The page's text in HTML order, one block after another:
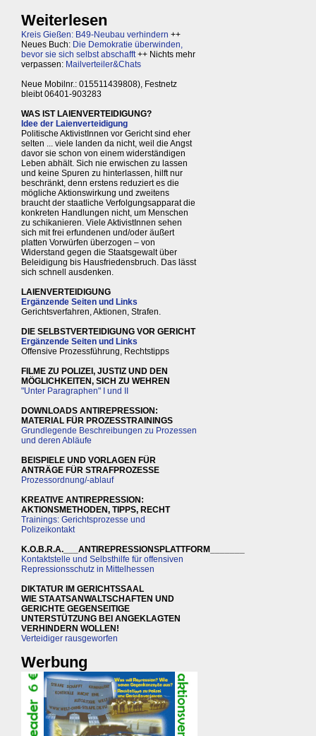
Weiterlesen
Kreis Gießen: B49-Neubau verhindern ++
Neues Buch: Die Demokratie überwinden,
bevor sie sich selbst abschafft++ Nichts mehr
verpassen: Mailverteiler&Chats
Neue Mobilnr.: 015511439808), Festnetz
bleibt 06401-903283
WAS IST LAIENVERTEIDIGUNG?
Idee der Laienverteidigung
Politische AktivistInnen vor Gericht sind eher
selten ... viele landen da nicht, weil die Angst
davor sie schon von einem widerständigen
Leben abhält. Sich nie erwischen zu lassen
und keine Spuren zu hinterlassen, hilft nur
beschränkt, denn erstens reduziert es die
mögliche Aktionswirkung und zweitens
braucht der staatliche Verfolgungsapparat die
konkreten Handlungen nicht, um Menschen
zu schikanieren. Viele AktivistInnen sehen
sich mit frei erfundenen und/oder äußert
platten Vorwürfen überzogen – von
Widerstand gegen die Staatsgewalt über
Beleidigung bis Hausfriedensbruch. Das lässt
sich schnell ausdenken.
LAIENVERTEIDIGUNG
Ergänzende Seiten und Links
Gerichtsverfahren, Aktionen, Strafen.
DIE SELBSTVERTEIDIGUNG VOR GERICHT
Ergänzende Seiten und Links
Offensive Prozessführung, Rechtstipps
FILME ZU POLIZEI, JUSTIZ UND DEN
MÖGLICHKEITEN, SICH ZU WEHREN
"Unter Paragraphen" I und II
DOWNLOADS ANTIREPRESSION:
MATERIAL FÜR PROZESSTRAININGS
Grundlegende Beschreibungen zu Prozessen
und deren Abläufe
BEISPIELE UND VORLAGEN FÜR
ANTRÄGE FÜR STRAFPROZESSE
Prozessordnung/-ablauf
KREATIVE ANTIREPRESSION:
AKTIONSMETHODEN, TIPPS, RECHT
Trainings: Gerichtsprozesse und
Polizeikontakt
K.O.B.R.A.___ANTIREPRESSIONSPLATTFORM_______
Kontaktstelle und Selbsthilfe für offensiven
Repressionsschutz in Mittelhessen
DIKTATUR IM GERICHTSSAAL
WIE STAATSANWALTSCHAFTEN UND
GERICHTE GEGENSEITIGE
UNTERSTÜTZUNG BEI ANGEKLAGTEN
VERHINDERN WOLLEN!
Verteidiger rausgeworfen
Werbung